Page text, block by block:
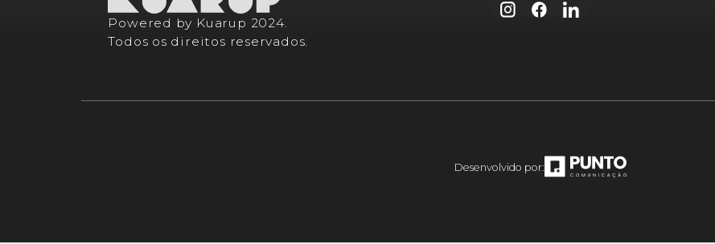
Powered by Kuarup 2024.
Todos os direitos reservados.
Desenvolvido por: